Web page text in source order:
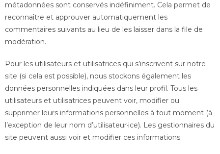
métadonnées sont conservés indéfiniment. Cela permet de
reconnaître et approuver automatiquement les
commentaires suivants au lieu de les laisser dans la file de
modération.
Pour les utilisateurs et utilisatrices qui s’inscrivent sur notre
site (si cela est possible), nous stockons également les
données personnelles indiquées dans leur profil. Tous les
utilisateurs et utilisatrices peuvent voir, modifier ou
supprimer leurs informations personnelles à tout moment (à
l’exception de leur nom d’utilisateur·ice). Les gestionnaires du
site peuvent aussi voir et modifier ces informations.